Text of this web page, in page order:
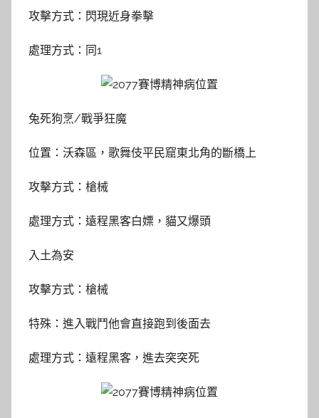
攻擊方式：閃現近身拳擊
處理方式：同1
兔死狗烹/戰爭狂魔
位置：沃森區，歌舞伎平民窟東北角的斷橋上
攻擊方式：槍械
處理方式：遠程黑客白嫖，貓又爆頭
入土為安
攻擊方式：槍械
特殊：進入戰鬥他會直接跑到後面去
處理方式：遠程黑客，進去突突死